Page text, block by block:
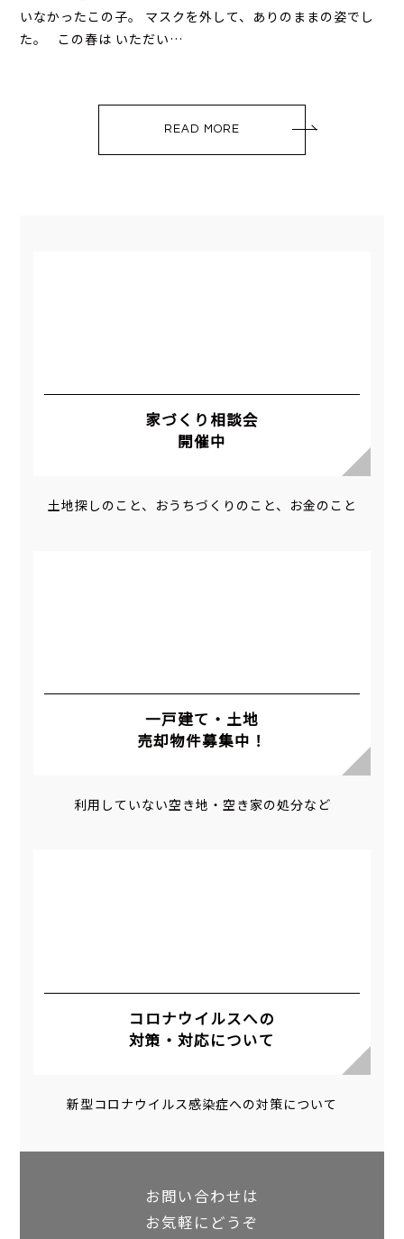
いなかったこの子。 マスクを外して、ありのままの姿でし
た。 この春は いただい…
READ MORE
家づくり相談会
開催中
土地探しのこと、おうちづくりのこと、お金のこと
一戸建て・土地
売却物件募集中！
利用していない空き地・空き家の処分など
コロナウイルスへの
対策・対応について
新型コロナウイルス感染症への対策について
お問い合わせは
お気軽にどうぞ